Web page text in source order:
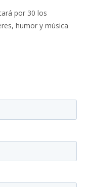
por 30 los
humor y música